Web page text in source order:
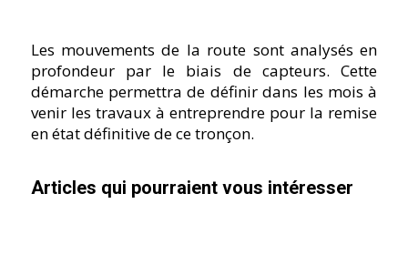
Les mouvements de la route sont analysés en
profondeur par le biais de capteurs. Cette
démarche permettra de définir dans les mois à
venir les travaux à entreprendre pour la remise
en état définitive de ce tronçon.
Articles qui pourraient vous intéresser